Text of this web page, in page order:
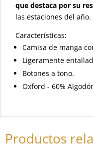
que destaca por su
las estaciones del año.
Características:
Camisa de manga
Ligeramente
Botones a tono.
Oxford - 60%
Productos